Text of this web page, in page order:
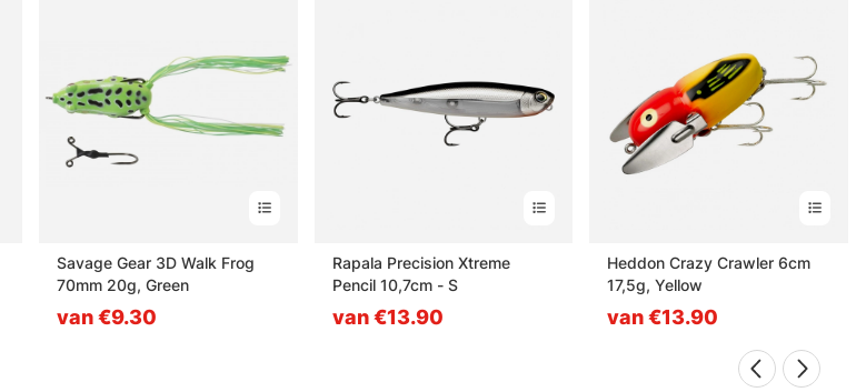
Savage Gear 3D Walk Frog
70mm 20g, Green
van €9.30
Rapala Precision Xtreme
Pencil 10,7cm - S
van €13.90
Heddon Crazy Crawler 6cm
17,5g, Yellow
van €13.90